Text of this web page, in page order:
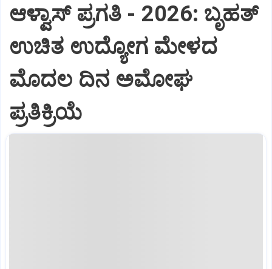
ಆಳ್ವಾಸ್‌ ಪ್ರಗತಿ - 2026: ಬೃಹತ್
ಉಚಿತ ಉದ್ಯೋಗ ಮೇಳದ
ಮೊದಲ ದಿನ ಅಮೋಘ
ಪ್ರತಿಕ್ರಿಯೆ